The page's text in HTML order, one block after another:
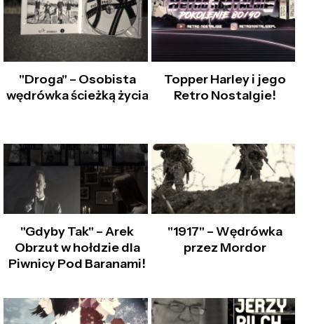
"Droga" – Osobista
wędrówka ścieżką życia
Topper Harley i jego
Retro Nostalgie!
"Gdyby Tak" – Arek
Obrzut w hołdzie dla
Piwnicy Pod Baranami!
"1917" – Wędrówka
przez Mordor